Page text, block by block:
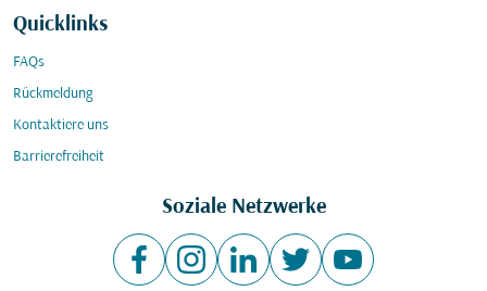
Quicklinks
FAQs
Rückmeldung
Kontaktiere uns
Barrierefreiheit
Soziale Netzwerke